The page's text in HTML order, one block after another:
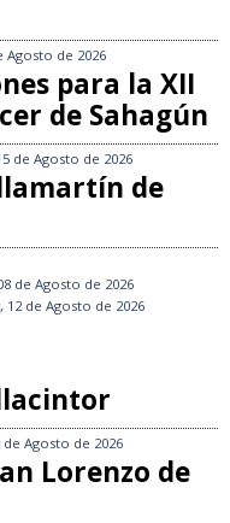
Agosto de 2026
para la XII
de Sahagún
de Agosto de 2026
de
de Agosto de 2026
12 de Agosto de 2026
de Agosto de 2026
Lorenzo de